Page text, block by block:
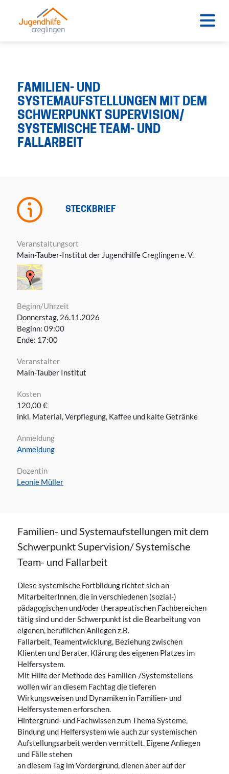
FAMILIEN- UND
SYSTEMAUFSTELLUNGEN MIT DEM
SCHWERPUNKT SUPERVISION/
SYSTEMISCHE TEAM- UND
FALLARBEIT
STECKBRIEF
Veranstaltungsort
Main-Tauber-Institut der Jugendhilfe Creglingen e. V.
Beginn/Uhrzeit
Donnerstag, 26.11.2026
Beginn: 09:00
Ende: 17:00
Veranstalter
Main-Tauber Institut
Kosten
120,00 €
inkl. Material, Verpflegung, Kaffee und kalte Getränke
Anmeldung
Anmeldung
Dozentin
Leonie Müller
Familien- und Systemaufstellungen mit dem
Schwerpunkt Supervision/ Systemische
Team- und Fallarbeit
Diese systemische Fortbildung richtet sich an
MitarbeiterInnen, die in verschiedenen (sozial-)
pädagogischen und/oder therapeutischen Fachbereichen
tätig sind und der Schwerpunkt ist die Bearbeitung von
eigenen, beruflichen Anliegen z.B.
Fallarbeit, Teamentwicklung, Beziehung zwischen
Klienten und Berater, Klärung des eigenen Platzes im
Helfersystem.
Mit Hilfe der Methode des Familien-/Systemstellens
wollen wir an diesem Fachtag die tieferen
Wirkungsweisen und Dynamiken in Familien- und
Helfersystemen erforschen.
Hintergrund- und Fachwissen zum Thema Systeme,
Bindung und Helfersystem wie auch zur systemischen
Aufstellungsarbeit werden vermittelt. Eigene Anliegen
und Fälle stehen
an diesem Tag im Vordergrund, dienen aber auf der